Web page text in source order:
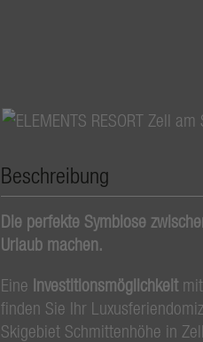
Beschreibung
Die perfekte Symbiose
Urlaub machen.
Eine Investitionsmöglichkeit mit
finden Sie Ihr
Skigebiet Schmittenhöhe in Zell